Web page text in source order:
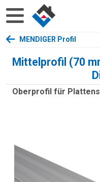
MENDIGER Profil
Mittelprofil (70
Oberprofil für